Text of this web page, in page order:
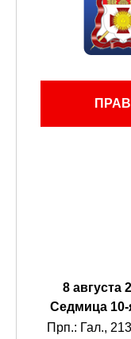
8 августа
Седмица 10-
Прп.: Гал.,